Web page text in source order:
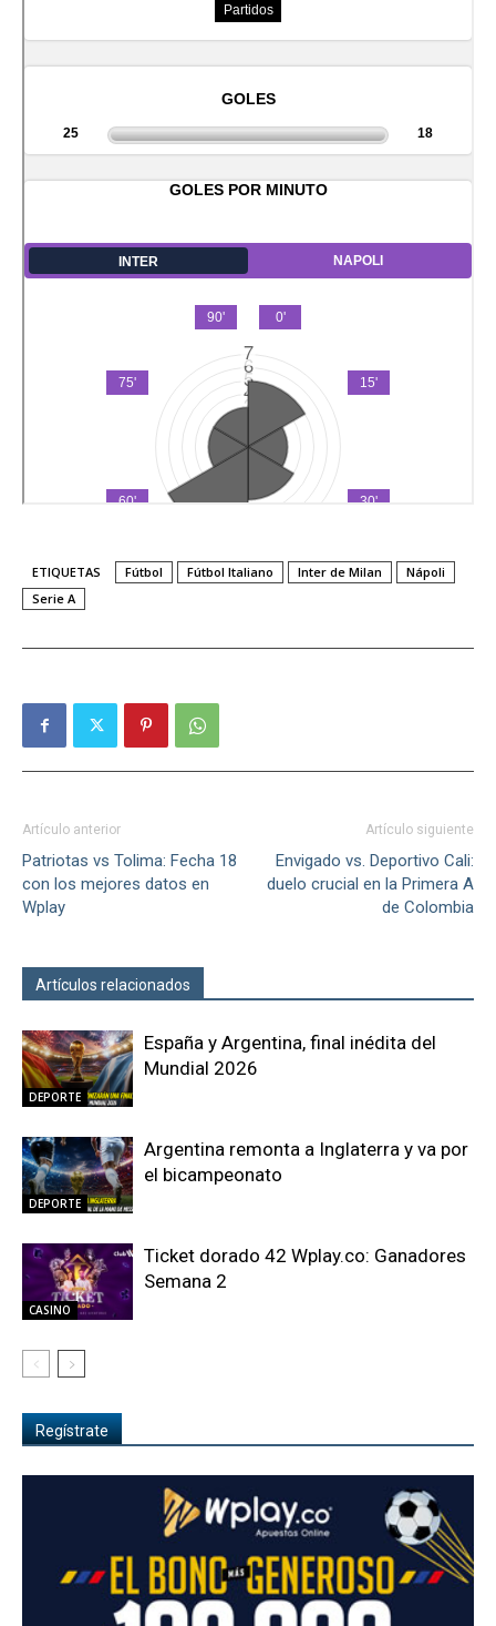
ETIQUETAS Fútbol Fútbol Italiano Inter de Milan
Nápoli
Serie A
Artículo anterior
Patriotas vs Tolima: Fecha 18
con los mejores datos en
Wplay
Artículo siguiente
Envigado vs. Deportivo Cali:
duelo crucial en la Primera A
de Colombia
Artículos relacionados
DEPORTE
España y Argentina, final inédita del
Mundial 2026
DEPORTE
Argentina remonta a Inglaterra y va por
el bicampeonato
CASINO
Ticket dorado 42 Wplay.co: Ganadores
Semana 2
Regístrate